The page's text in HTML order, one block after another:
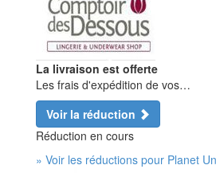
La livraison est offerte
Les frais d'expédition de vos…
Voir la réduction
Réduction en cours
» Voir les réductions pour Planet